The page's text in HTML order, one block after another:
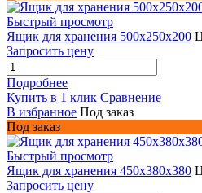
Быстрый просмотр
Ящик для хранения 500х250х200
Запросить цену
Подробнее
Купить в 1 клик Сравнение
В избранное Под заказ
Под заказ
Быстрый просмотр
Ящик для хранения 450х380х380
Запросить цену